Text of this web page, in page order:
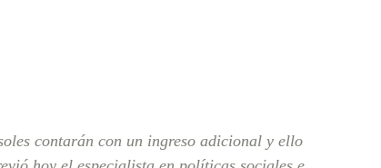
contarán con un ingreso adicional y ello